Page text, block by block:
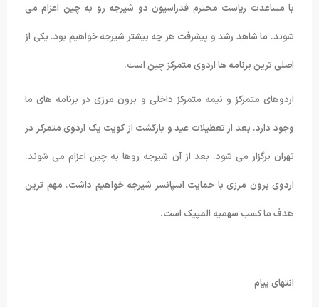
با مساعدت ریاست محترم فدراسیون دو شیرجه رو به چین اعزام می
شوند. ما شاهد رشد و پیشرفت هر چه بیشتر شیرجه خواهیم بود. یکی از
اصلی ترین برنامه ها اردوی متمرکز چین است.
اردوهای متمرکز و نیمه متمرکز داخلی و برون مرزی در برنامه های ما
وجود دارد. بعد از تعطیلات عید و بازگشت از کویت یک اردوی متمرکز در
تهران برگزار می شود. بعد از آن شیرجه روها به چین اعزام می شوند.
اردوی برون مرزی با حمایت اسپانسر شیرجه خواهیم داشت. مهم ترین
هدف ما کسب سهمیه المپیک است.
انتهای پیام